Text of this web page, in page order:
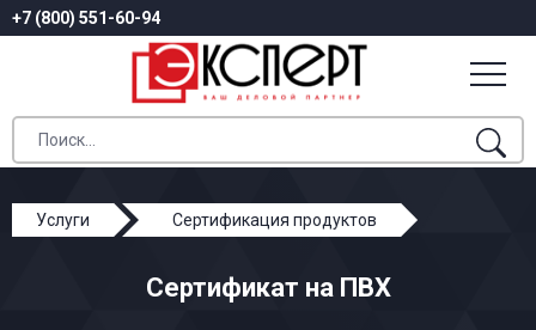
+7 (800) 551-60-94
Услуги
Сертификация продуктов
Сертификат на ПВХ